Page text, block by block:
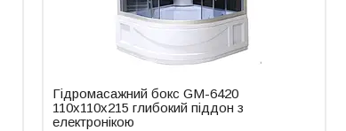
Гідромасажний бокс GM-6420
110x110x215 глибокий піддон з
електронікою